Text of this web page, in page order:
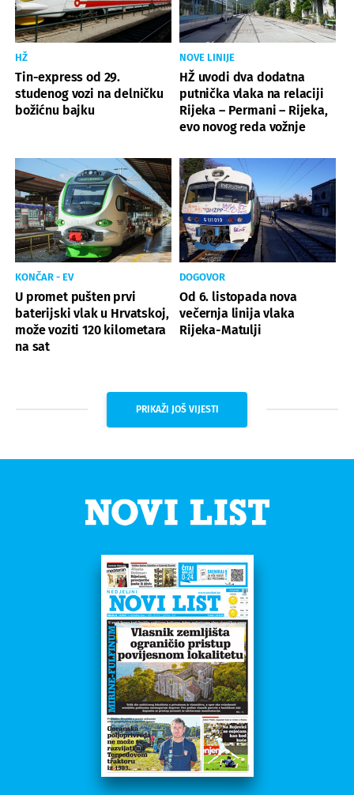
HŽ
Tin-express od 29.
studenog vozi na delničku
božićnu bajku
NOVE LINIJE
HŽ uvodi dva dodatna
putnička vlaka na relaciji
Rijeka – Permani – Rijeka,
evo novog reda vožnje
KONČAR - EV
U promet pušten prvi
baterijski vlak u Hrvatskoj,
može voziti 120 kilometara
na sat
DOGOVOR
Od 6. listopada nova
večernja linija vlaka
Rijeka-Matulji
PRIKAŽI JOŠ VIJESTI